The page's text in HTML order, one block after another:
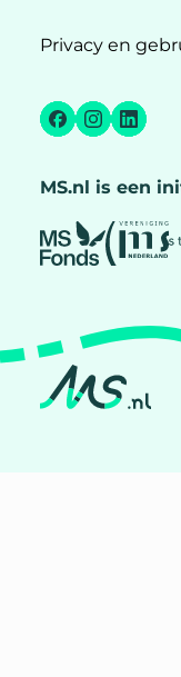
Privacy en
Facebook
Instagram
LinkedIn
MS.nl is een